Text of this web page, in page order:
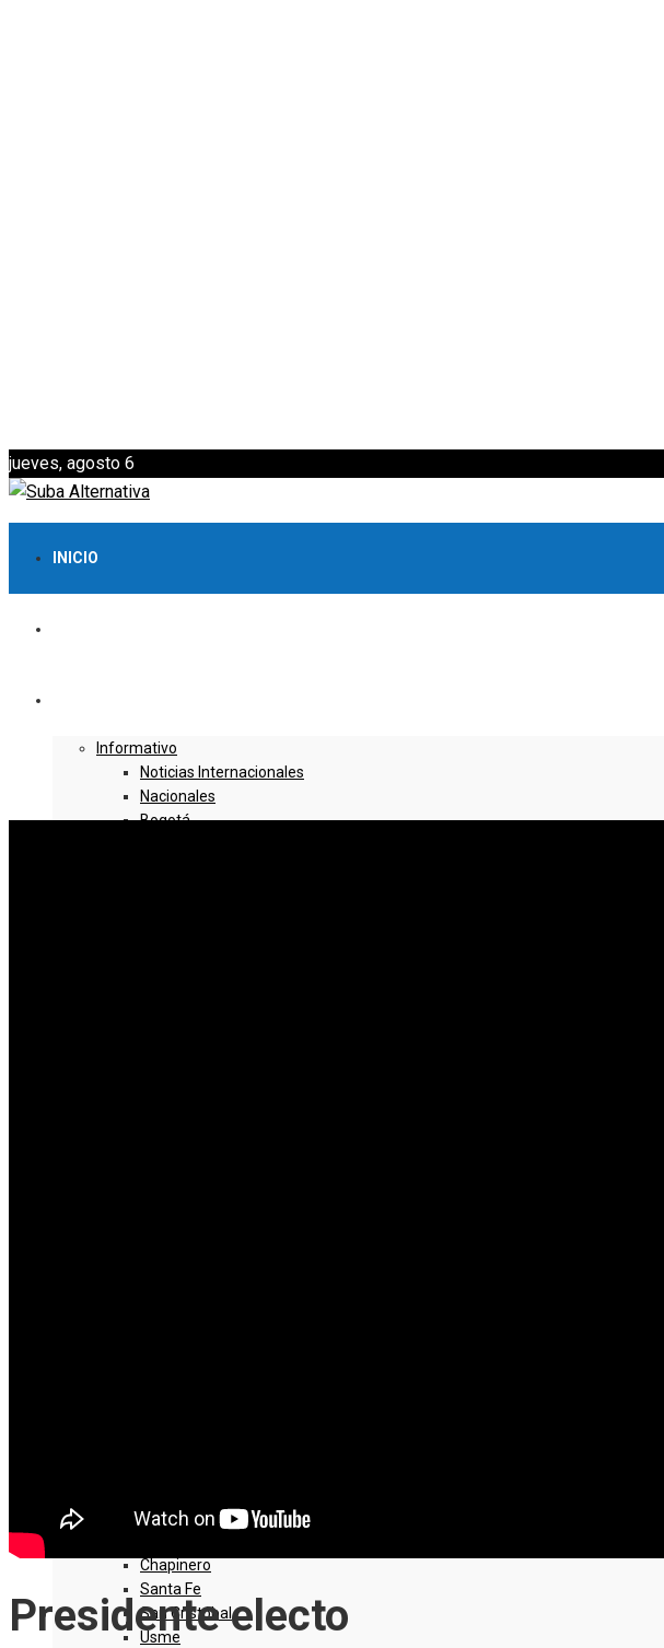
jueves, agosto 6
INICIO
Informativo
Noticias Internacionales
Nacionales
Bogotá
Localidad 1 – 5
Chapinero
Santa Fe
San Cristóbal
Usme
Presidente electo